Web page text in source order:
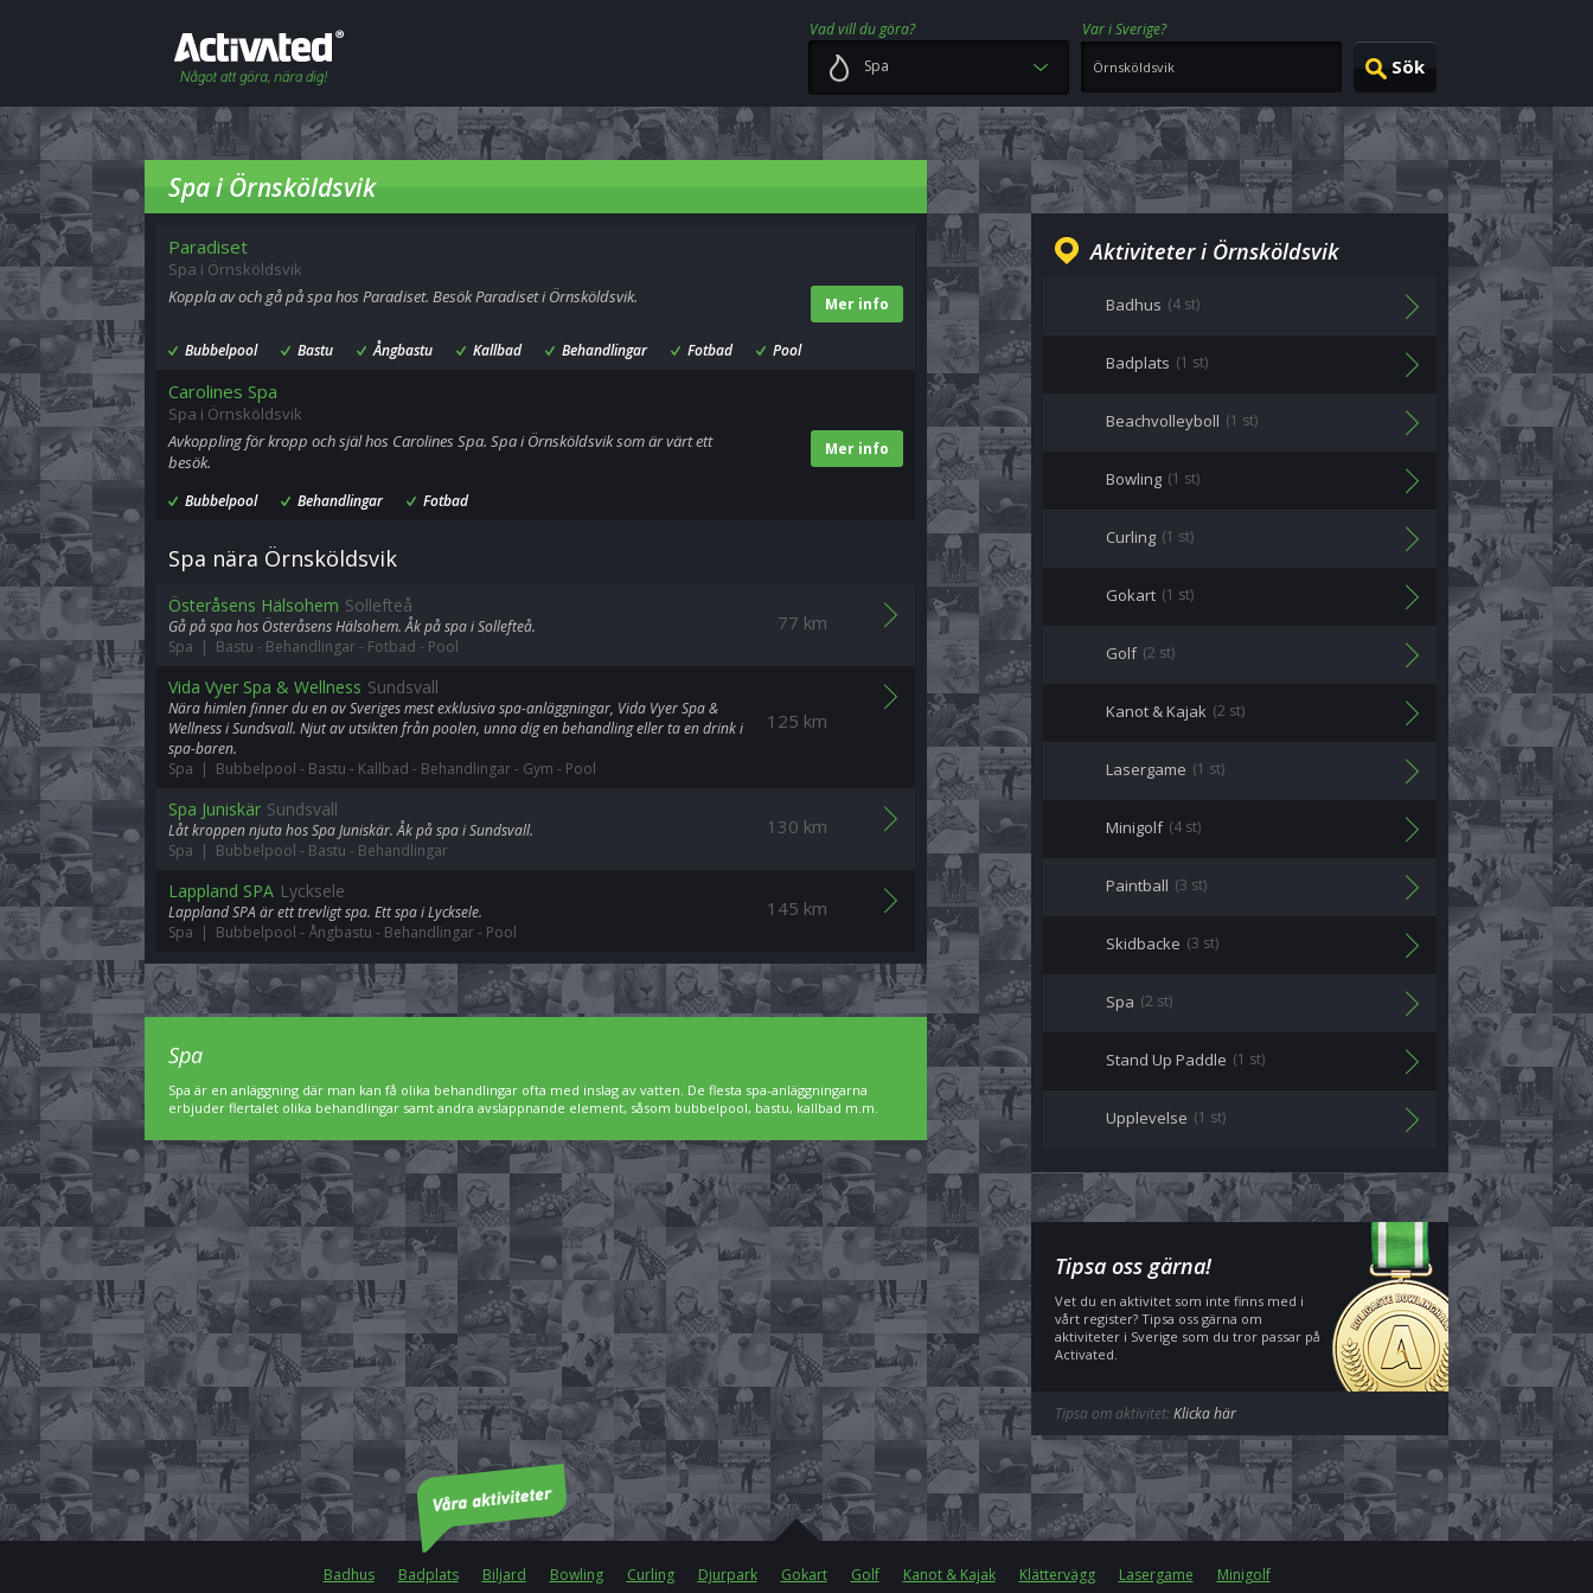
Vad vill du göra?
Var i Sverige?
Spa
Spa i Örnsköldsvik
Paradiset
Spa i Örnsköldsvik
Mer info
Koppla av och gå på spa hos Paradiset. Besök Paradiset i Örnsköldsvik.
Bubbelpool Bastu Ångbastu Kallbad Behandlingar Fotbad Pool
Carolines Spa
Spa i Örnsköldsvik
Mer info
Avkoppling för kropp och själ hos Carolines Spa. Spa i Örnsköldsvik som är värt ett
besök.
Bubbelpool Behandlingar Fotbad
Spa nära Örnsköldsvik
77 km
Österåsens Hälsohem Sollefteå
Gå på spa hos Österåsens Hälsohem. Åk på spa i Sollefteå.
Spa | Bastu - Behandlingar- Fotbad - Pool
125 km
Vida Vyer Spa & Wellness Sundsvall
Nära himlen finner du en av Sveriges mest exklusiva spa-anläggningar, Vida Vyer Spa &
Wellness i Sundsvall. Njut av utsikten från poolen, unna dig en behandling eller ta en drink i
spa-baren.
Spa | Bubbelpool - Bastu - Kallbad - Behandlingar- Gym - Pool
130 km
Spa Juniskär Sundsvall
Låt kroppen njuta hos Spa Juniskär. Åk på spa i Sundsvall.
Spa | Bubbelpool - Bastu - Behandlingar
145 km
Lappland SPA Lycksele
Lappland SPA är ett trevligt spa. Ett spa i Lycksele.
Spa | Bubbelpool - Ångbastu - Behandlingar- Pool
Aktiviteter i Örnsköldsvik
Badhus (4 st)
Badplats (1 st)
Beachvolleyboll (1 st)
Bowling (1 st)
Curling (1 st)
Gokart (1 st)
Golf (2 st)
Kanot & Kajak (2 st)
Lasergame (1 st)
Minigolf (4 st)
Paintball (3 st)
Skidbacke (3 st)
Spa (2 st)
Stand Up Paddle (1 st)
Upplevelse (1 st)
Tipsa oss gärna!
Vet du en aktivitet som inte finns med i
vårt register? Tipsa oss gärna om
aktiviteter i Sverige som du tror passar på
Activated.
Tipsa om aktivitet:Klicka här
Spa
Spa är en anläggning där man kan få olika behandlingar ofta med inslag av vatten. De flesta spa-anläggningarna
erbjuder flertalet olika behandlingar samt andra avslappnande element, såsom bubbelpool, bastu, kallbad m.m.
Badhus Badplats Biljard Bowling Curling Djurpark Gokart Golf Kanot & Kajak Klättervägg Lasergame Minigolf